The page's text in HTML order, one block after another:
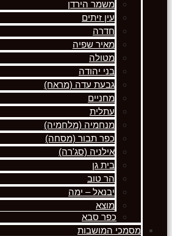
משמר הירדן
עין זיתים
חדרה
מאיר שפיה
מטולה
בני יהודה
גבעת עדה (מראח)
מחניים
עתלית
מנחמיה (מלחמיה)
כפר תבור (מסחה)
אילניה (סג'רה)
בית גן
הר טוב
יבנאל – ימה
מוצא
כפר סבא
מסמכי המושבות